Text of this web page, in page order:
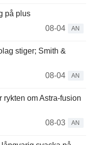
på plus
08-04
AN
stiger; Smith &
08-04
AN
om Astra-fusion
08-03
AN